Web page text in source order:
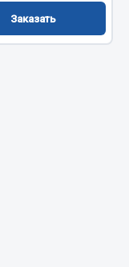
Заказать